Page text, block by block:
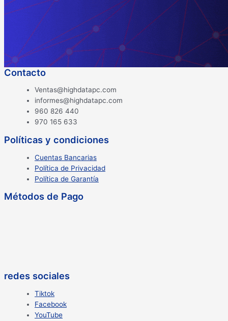
Contacto
Ventas@highdatapc.com
informes@highdatapc.com
960 826 440
970 165 633
Políticas y condiciones
Cuentas Bancarias
Política de Privacidad
Política de Garantía
Métodos de Pago
redes sociales
Tiktok
Facebook
YouTube